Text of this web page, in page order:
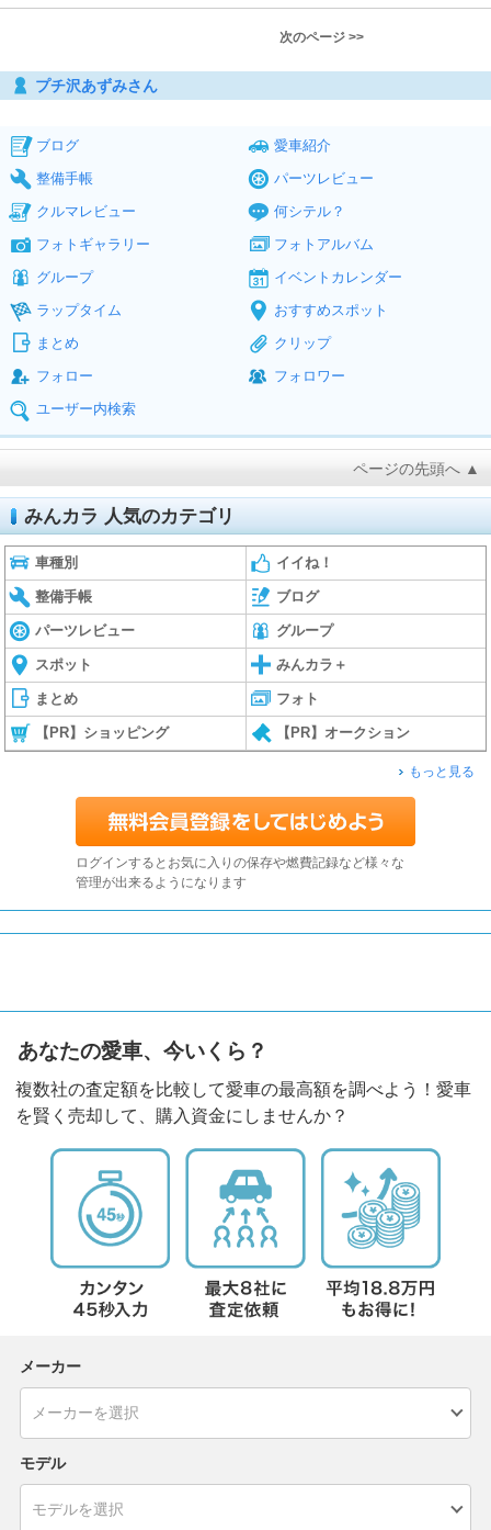
次のページ >>
プチ沢あずみさん
ブログ
愛車紹介
整備手帳
パーツレビュー
クルマレビュー
何シテル？
フォトギャラリー
フォトアルバム
グループ
イベントカレンダー
ラップタイム
おすすめスポット
まとめ
クリップ
フォロー
フォロワー
ユーザー内検索
ページの先頭へ ▲
みんカラ 人気のカテゴリ
車種別 イイね！
整備手帳 ブログ
パーツレビュー グループ
スポット みんカラ＋
まとめ フォト
【PR】ショッピング 【PR】オークション
もっと見る
ログインするとお気に入りの保存や燃費記録など様々な
管理が出来るようになります
あなたの愛車、今いくら？
複数社の査定額を比較して愛車の最高額を調べよう！愛車
を賢く売却して、購入資金にしませんか？
メーカー
モデル